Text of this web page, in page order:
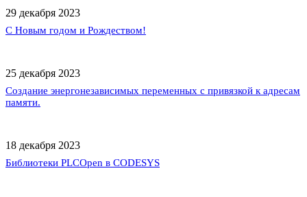
29 декабря 2023
С Новым годом и Рождеством!
25 декабря 2023
Создание энергонезависимых переменных с привязкой к адресам
памяти.
18 декабря 2023
Библиотеки PLCOpen в CODESYS